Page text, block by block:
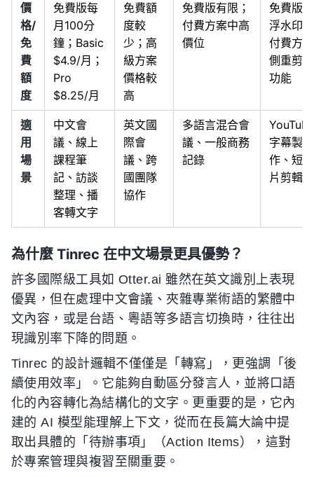
價
格/
免
費
額
度
免費版每
月100分
鐘；Basic
$4.9/月；
Pro
$8.25/月
免費額
度較
少；高
級方案
價格較
高
免費版有限；
付費方案中高
價位
免費版有
浮水印；
付費方案
側重剪輯
功能
適
用
場
景
中文會
議、線上
課程筆
記、訪談
整理、播
客轉文字
英文國
際會
議、跨
國團隊
協作
多語言混合會
議、一般商務
記錄
字幕製
作、短影
片剪輯
為什麼 Tinrec 在中文場景更具優勢？
許多國際級工具如 Otter.ai 雖然在英文識別上表現
優異，但在處理中文會議、夾雜專業術語的繁體中
文內容，或是台語、粵語等多語言切換時，往往出
現識別率下降的問題。
Tinrec 的設計邏輯不僅僅是「轉寫」，更強調「後
續使用效率」。它能夠自動區分發言人，並將口語
化的內容轉化為結構化的文字。更重要的是，它內
建的 AI 模型能理解上下文，從而在長篇大論中提
取出具體的「待辦事項」（Action Items），這對
於專案管理與複習至關重要。